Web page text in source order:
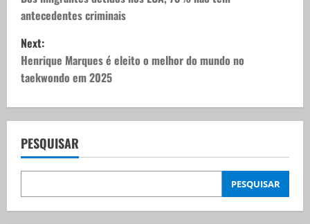
s
t
n
a
v
i
g
antecedentes criminais
Next:
Henrique Marques é eleito o melhor do mundo no
taekwondo em 2025
PESQUISAR
PESQUISAR